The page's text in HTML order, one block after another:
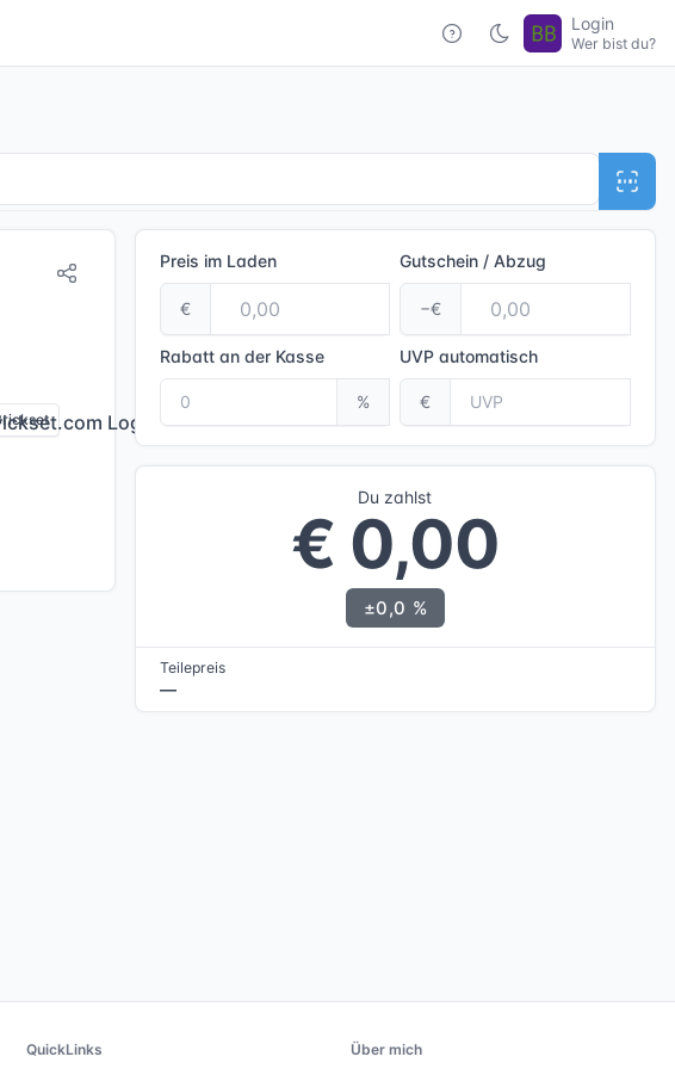
Login
Wer bist du?
Preis im Laden
€
Gutschein / Abzug
−€
Rabatt an der Kasse
%
UVPautomatisch
€
Du zahlst
€ 0,00
±0,0 %
Teilepreis
—
QuickLinks Über mich